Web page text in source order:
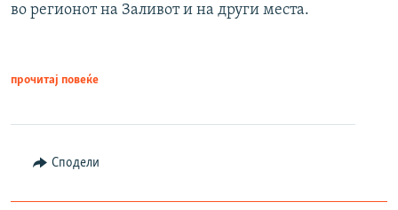
во регионот на Заливот и на други места.
прочитај повеќе
Сподели